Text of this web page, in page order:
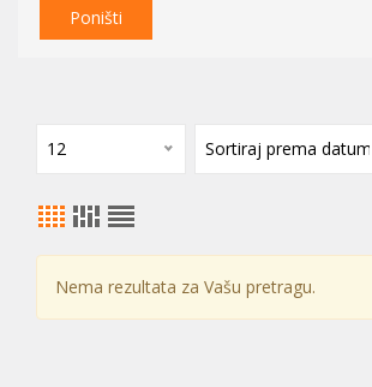
Poništi
12 Sortiraj prema datumu
Nema rezultata za Vašu pretragu.